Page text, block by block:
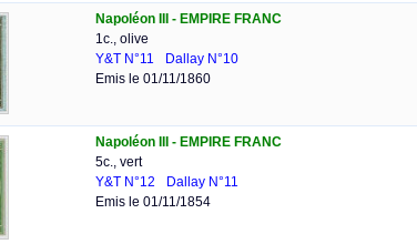
Napoléon III - EMPIRE FRANC
1c., olive
Y&T N°11
Dallay N°10
Emis le 01/11/1860
Napoléon III - EMPIRE FRANC
5c., vert
Y&T N°12
Dallay N°11
Emis le 01/11/1854